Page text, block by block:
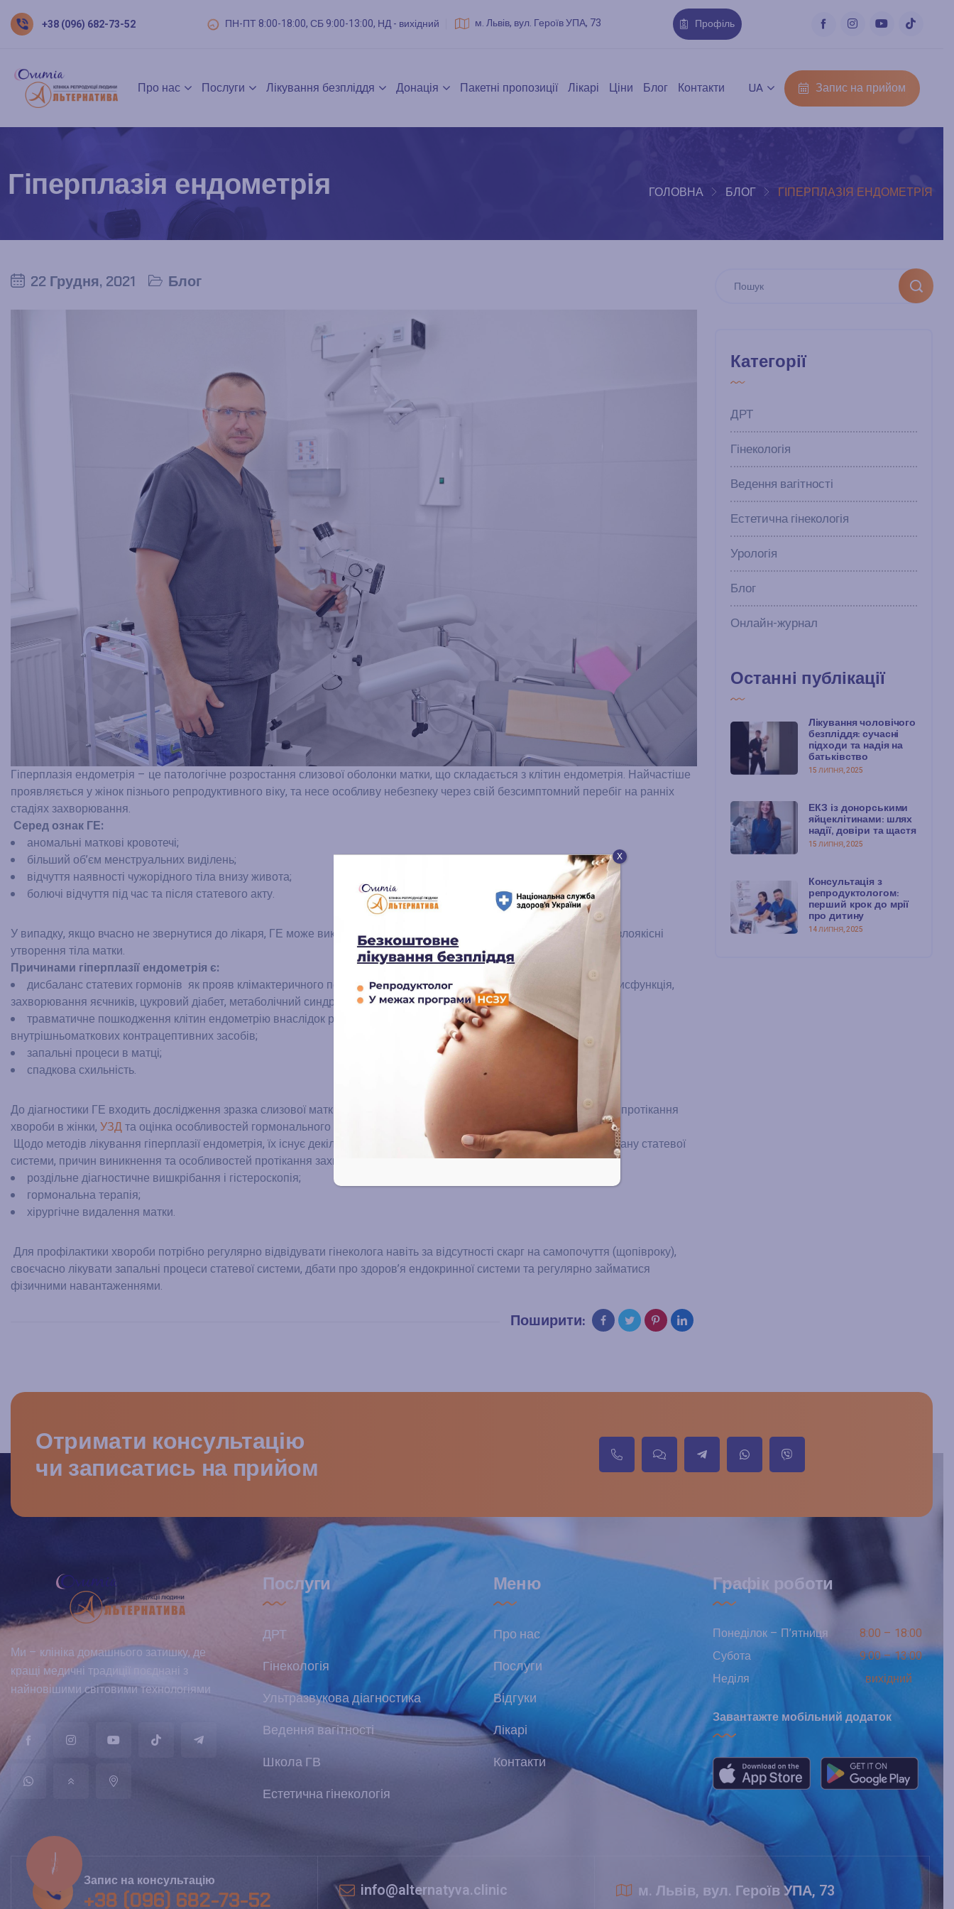
+38 (096) 682-73-52 ПН-ПТ 8:00-18:00, СБ 9:00-13:00, НД - вихідний м. Львів, вул. Героїв УПА, 73 Профіль
Про нас Послуги Лікування безпліддя Донація Пакетні пропозиції Лікарі Ціни Блог Контакти UA Запис на прийом
Гіперплазія ендометрія ГОЛОВНА БЛОГ ГІПЕРПЛАЗІЯ ЕНДОМЕТРІЯ
22 Грудня, 2021 Блог
Гіперплазія ендометрія – це патологічне розростання слизової оболонки матки, що складається з клітин ендометрія. Найчастіше
проявляється у жінок пізнього репродуктивного віку, та несе особливу небезпеку через свій безсимптомний перебіг на ранніх
стадіях захворювання.
Серед ознак ГЕ:
аномальні маткові кровотечі;
більший об’єм менструальних виділень;
відчуття наявності чужорідного тіла внизу живота;
болючі відчуття під час та після статевого акту.
У випадку, якщо вчасно не звернутися до лікаря, ГЕ може викликати серйозні ускладнення: анемію, безпліддя, або злоякісні
утворення тіла матки.
Причинами гіперплазії ендометрія є:
дисбаланс статевих гормонів як прояв клімактеричного періоду, ендокринні патології (гіпоталамо-
гіпофізарнадисфункція,
захворювання яєчників, цукровий діабет, метаболічний синдром), неправильний прийом гормональних препаратів;
травматичне пошкодження клітин ендометрію внаслідок раніше виконаних абортів, діагностичних вишкрібань,
внутрішньоматкових контрацептивних засобів;
запальні процеси в матці;
спадкова схильність.
До діагностики ГЕ входить дослідження зразка слизової матки, гістероскопія, яка допомагає визначити особливості протікання
хвороби в жінки, УЗДта оцінка особливостей гормонального дисбалансу.
Щодо методів лікування гіперплазії ендометрія, їх існує декілька, і залежать вони від віку жінку, функціонального стану статевої
системи, причин виникнення та особливостей протікання захворювання:
роздільне діагностичне вишкрібання і гістероскопія;
гормональна терапія;
хірургічне видалення матки.
Для профілактики хвороби потрібно регулярно відвідувати гінеколога навіть за відсутності скарг на самопочуття (щопівроку),
своєчасно лікувати запальні процеси статевої системи, дбати про здоров’я ендокринної системи та регулярно займатися
фізичними навантаженнями.
Поширити:
Категорії
ДРТ
Гінекологія
Ведення вагітності
Естетична гінекологія
Урологія
Блог
Онлайн-журнал
Останні публікації
Лікування чоловічого
безпліддя: сучасні
підходи та надія на
батьківство
15 ЛИПНЯ, 2025
ЕКЗ із донорськими
яйцеклітинами: шлях
надії, довіри та щастя
15 ЛИПНЯ, 2025
Консультація з
репродуктологом:
перший крок до мрії
про дитину
14 ЛИПНЯ, 2025
Отримати консультацію
чи записатись на прийом
Ми – клініка домашнього затишку, де
кращі медичні традиції поєднані з
найновішими світовими технологіями
Послуги
ДРТ
Гінекологія
Ультразвукова діагностика
Ведення вагітності
Школа ГВ
Естетична гінекологія
Меню
Про нас
Послуги
Відгуки
Лікарі
Контакти
Графік роботи
Понеділок – П’ятниця
8:00 – 18:00
Субота
9:00 – 13:00
Неділя
вихідний
Завантажте мобільний додаток
Запис на консультацію
+38 (096) 682-73-52 info@alternatyva.clinic м. Львів, вул. Героїв УПА, 73
Х
КНОПКА
ЗВ'ЯЗКУ